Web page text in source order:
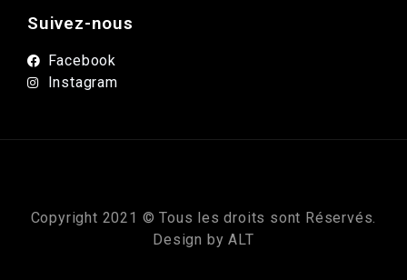
Suivez-nous
Facebook
Instagram
Copyright 2021 © Tous les droits sont Réservés.
Design by ALT